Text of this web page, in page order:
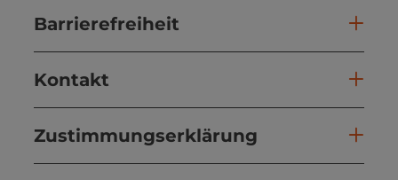
Barrierefreiheit
Kontakt
Zustimmungserklärung